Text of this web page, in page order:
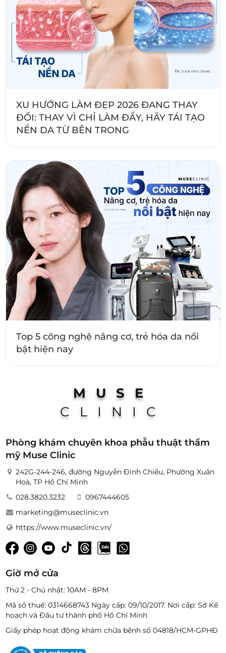
XU HƯỚNG LÀM ĐẸP 2026 ĐANG THAY
ĐỔI: THAY VÌ CHỈ LÀM ĐẦY, HÃY TÁI TẠO
NỀN DA TỪ BÊN TRONG
Top 5 công nghệ nâng cơ, trẻ hóa da nổi
bật hiện nay
MUSE
CLINIC
Phòng khám chuyên khoa phẫu thuật thẩm
mỹ Muse Clinic
242G-244-246, đường Nguyễn Đình Chiểu, Phường Xuân
Hoà, TP Hồ Chí Minh
028.3820.3232
0967444605
marketing@museclinic.vn
https://www.museclinic.vn/
Giờ mở cửa
Thứ 2 - Chủ nhật: 10AM - 8PM
Mã số thuế: 0314668743 Ngày cấp: 09/10/2017. ​Nơi cấp: Sở Kế
hoạch và Đầu tư thành phố Hồ Chí Minh
Giấy phép hoạt động khám chữa bệnh số 04818/HCM-GPHĐ